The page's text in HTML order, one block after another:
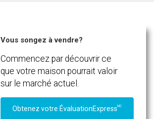
Vous songez à vendre?
Commencez par découvrir ce
que votre maison pourrait valoir
sur le marché actuel.
Obtenez votre ÉvaluationExpressMC